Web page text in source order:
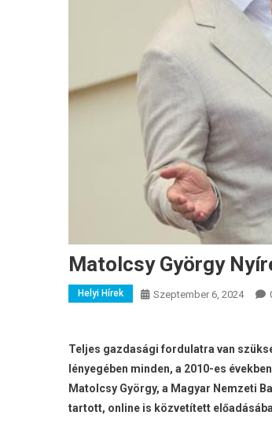
Matolcsy György
Helyi Hírek Szeptember 6, 2024
Teljes gazdasági fordulatra van
lényegében minden, a 2010-es
Matolcsy György, a Magyar Nemzeti
tartott, online is közvetített